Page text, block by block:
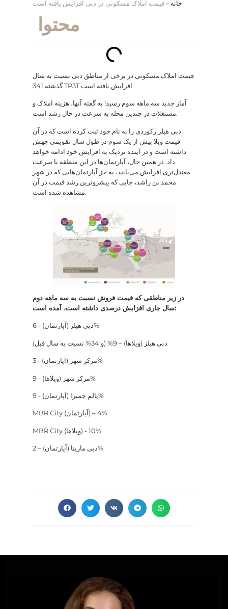
خانه » قیمت املاک مسکونی در دبی افزایش یافته است
محتوا
قیمت املاک مسکونی در برخی از مناطق دبی نسبت به سال
گذشته 341 TP3T افزایش یافته است.
آمار جدید سه ماهه سوم رسید! به گفته آنها، هزینه املاک و
مستغلات در چندین محله به سرعت در حال رشد است.
دبی هیلز رکوردی را به نام خود ثبت کرده است که در آن
قیمت ویلا بیش از یک سوم در طول سال تقویمی جهش
داشته است و در آینده نزدیک به افزایش خود ادامه خواهد
داد. در همین حال، آپارتمان‌ها در این منطقه با سرعت
معتدل‌تری افزایش می‌یابند، به جز آپارتمان‌هایی که در شهر
محمد بن راشد، جایی که پیشروترین رشد قیمت در آن
مشاهده شده است.
در زیر مناطقی که قیمت فروش نسبت به سه ماهه دوم
سال جاری افزایش درصدی داشته است، آمده است:
دبی هیلز (آپارتمان) - 6%
دبی هیلز (ویلاها) – 9% (و 34% نسبت به سال قبل)
مرکز شهر (آپارتمان) - 3%
مرکز شهر (ویلاها) - 9%
پالم جمیرا (آپارتمان) - 9%
MBR City (آپارتمان) – 4%
MBR City (ویلاها) - 10%
دبی مارینا (آپارتمان) – 2%